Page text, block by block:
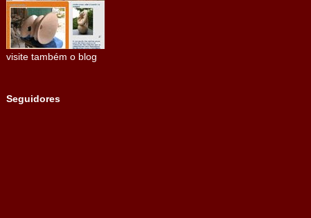
visite também o blog
Seguidores